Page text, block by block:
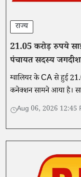
राज्य
21.05 करोड़ रुपये
पंचायत सदस्य
ग्वालियर के CA से हुई
कनेक्शन सामने आया है।
कुमार मालवीय को
Aug 06, 2026 12:45